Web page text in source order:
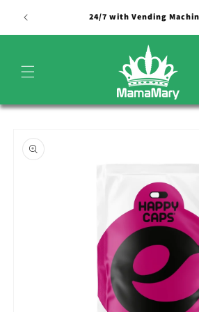
direttamente
24/7 with Vending
informazioni
sul
prodotto